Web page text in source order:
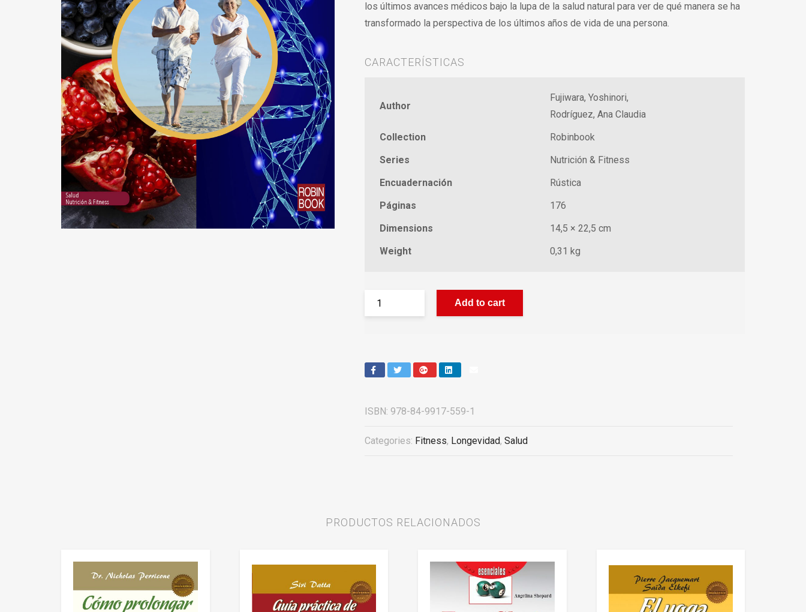
los últimos avances médicos bajo la lupa de la salud natural para ver de qué manera se ha
transformado la perspectiva de los últimos años de vida de una persona.
CARACTERÍSTICAS
Author
Fujiwara, Yoshinori,
Rodríguez, Ana Claudia
Collection
Robinbook
Series
Nutrición & Fitness
Encuadernación
Rústica
Páginas
176
Dimensions
14,5 × 22,5 cm
Weight
0,31 kg
Add to cart
ISBN: 978-84-9917-559-1
Categories: Fitness, Longevidad, Salud
PRODUCTOS RELACIONADOS